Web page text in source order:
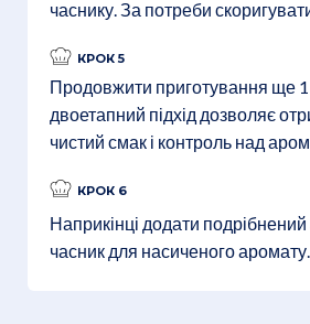
часнику. За потреби
КРОК 5
Продовжити приготування ще 1
двоетапний підхід дозволяє
чистий смак і контроль над
КРОК 6
Наприкінці додати
часник для насиченого аромату.